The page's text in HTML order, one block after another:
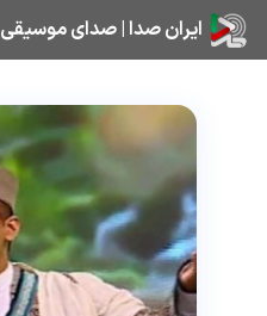
ایران صدا | صدای موسیقی